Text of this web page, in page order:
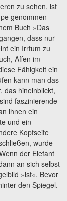
zu sehen, ist
genommen
Buch »Das
dass nur
ein Irrtum zu
Affen im
Fähigkeit ein
kann man das
das hineinblickt,
faszinierende
ihnen ein
und ein
Kopfseite
wurde
der Elefant
an sich selbst
»ist«. Bevor
den Spiegel.